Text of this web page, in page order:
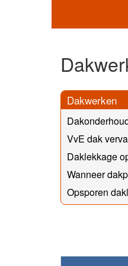
Dakwerken
VvE dak
Daklekkage
Wanneer
Opsporen